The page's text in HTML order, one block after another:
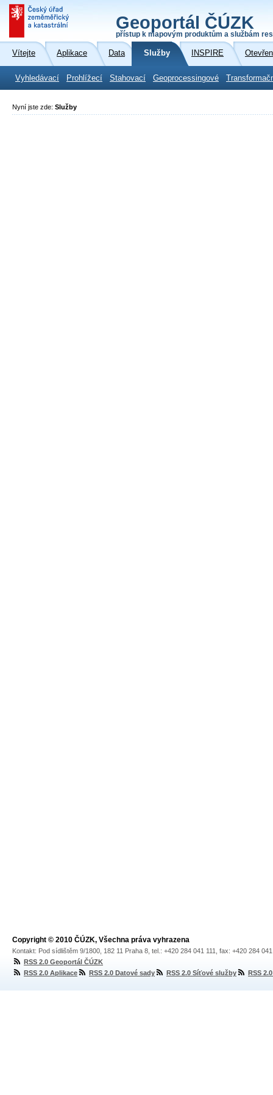
Geoportál ČÚZK
přístup k mapovým produktům a službám
Vítejte Aplikace Data Služby INSPIRE
Vyhledávací Prohlížecí Stahovací Geoprocessingové
Nyní jste zde: Služby
Copyright © 2010 ČÚZK, Všechna práva vyhrazena
Kontakt: Pod sídlištěm 9/1800, 182 11 Praha 8, tel.: +420 284 041 111, fax: +420 284
RSS 2.0 Geoportál ČÚZK
RSS 2.0 Aplikace
RSS 2.0 Datové sady RSS 2.0 Síťové služby RSS